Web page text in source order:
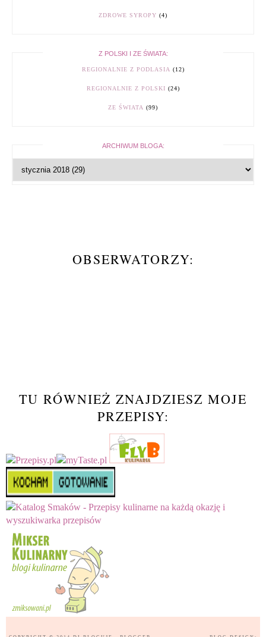
ZDROWE SYROPY (4)
Z POLSKI I ZE ŚWIATA:
REGIONALNIE Z PODLASIA (12)
REGIONALNIE Z POLSKI (24)
ZE ŚWIATA (99)
ARCHIWUM BLOGA:
OBSERWATORZY:
TU RÓWNIEŻ ZNAJDZIESZ MOJE
PRZEPISY: